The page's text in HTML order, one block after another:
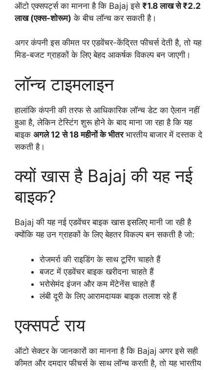
ऑटो एक्सपर्ट्स का मानना है कि Bajaj इसे ₹1.8 लाख से ₹2.2
लाख (एक्स-शोरूम) के बीच लॉन्च कर सकती है।
अगर कंपनी इस कीमत पर एडवेंचर-केंद्रित फीचर्स देती है, तो यह
मिड-बजट ग्राहकों के लिए बेहद आकर्षक विकल्प बन जाएगी।
लॉन्च टाइमलाइन
हालांकि कंपनी की तरफ से आधिकारिक लॉन्च डेट का ऐलान नहीं
हुआ है, लेकिन टेस्टिंग शुरू होने के बाद माना जा रहा है कि यह
बाइक अगले 12 से 18 महीनों के भीतरभारतीय बाजार में दस्तक दे
सकती है।
क्यों खास है Bajaj की यह नई
बाइक?
Bajaj की यह नई एडवेंचर बाइक खास इसलिए मानी जा रही है
क्योंकि यह उन ग्राहकों के लिए बेहतर विकल्प बन सकती है जो:
रोजमर्रा की राइडिंग के साथ टूरिंग चाहते हैं
बजट में एडवेंचर बाइक खरीदना चाहते हैं
भरोसेमंद इंजन और कम मेंटेनेंस चाहते हैं
लंबी दूरी के लिए आरामदायक बाइक तलाश रहे हैं
एक्सपर्ट राय
ऑटो सेक्टर के जानकारों का मानना है कि Bajaj अगर इसे सही
कीमत और दमदार फीचर्स के साथ लॉन्च करती है, तो यह भारतीय